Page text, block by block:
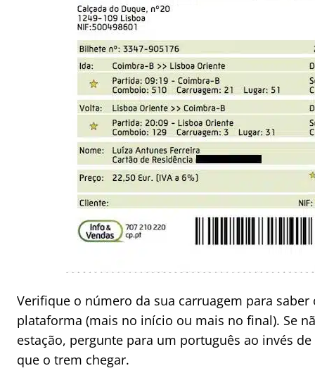
Verifique o número da sua carruagem para saber
plataforma (mais no início ou mais no final). Se
estação, pergunte para um português ao invés
que o trem chegar.